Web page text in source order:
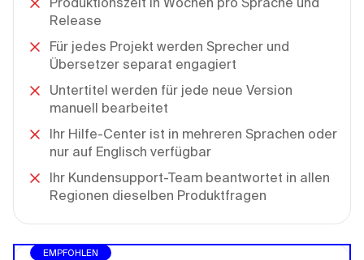
Release
Für jedes Projekt werden Sprecher und
Übersetzer separat engagiert
Untertitel werden für jede neue Version
manuell bearbeitet
Ihr Hilfe-Center ist in mehreren Sprachen oder
nur auf Englisch verfügbar
Ihr Kundensupport-Team beantwortet in allen
Regionen dieselben Produktfragen
EMPFOHLEN